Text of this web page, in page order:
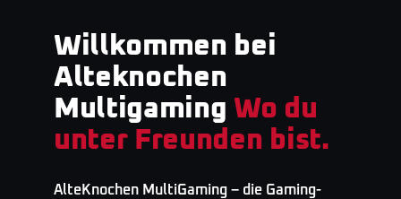
Willkommen bei
Alteknochen
Multigaming Wo du
unter Freunden bist.
AlteKnochen MultiGaming – die Gaming-